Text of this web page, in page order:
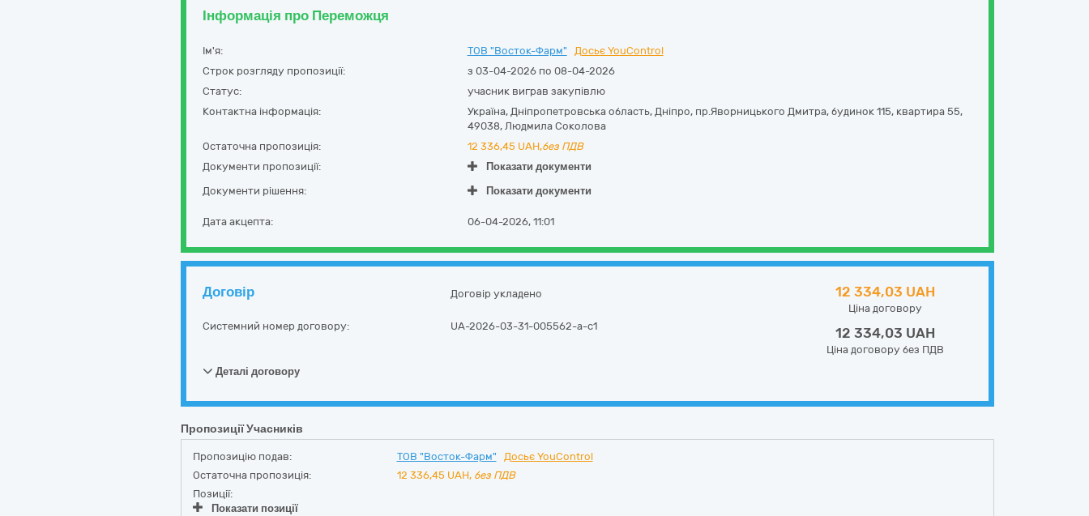
Інформація про Переможця
Ім'я: ТОВ "Восток-Фарм"
Досьє YouControl
Строк розгляду пропозиції:
з 03-04-2026 по 08-04-2026
Статус:
учасник виграв закупівлю
Контактна інформація:
Україна, Дніпропетровська область, Дніпро, пр.Яворницького Дмитра, будинок 115, квартира 55,
49038, Людмила Соколова
Остаточна пропозиція:
12 336,45 UAH,без ПДВ
Документи пропозиції:
Показати документи
Документи рішення:
Показати документи
Дата акцепта: 06-04-2026, 11:01
Договір Договір укладено
Системний номер договору: UA-2026-03-31-005562-a-c1
12 334,03 UAH
Ціна договору
12 334,03 UAH
Ціна договору без ПДВ
Деталі договору
Пропозиції Учасників
Пропозицію подав: ТОВ "Восток-Фарм"
Досьє YouControl
Остаточна пропозиція:
12 336,45 UAH, без ПДВ
Позиції:
Показати позиції